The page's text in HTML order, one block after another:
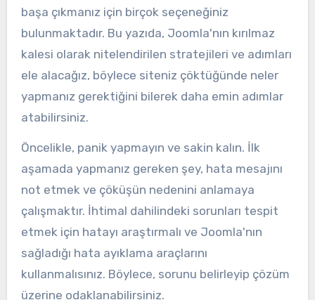
başa çıkmanız için birçok seçeneğiniz
bulunmaktadır. Bu yazıda, Joomla'nın kırılmaz
kalesi olarak nitelendirilen stratejileri ve adımları
ele alacağız, böylece siteniz çöktüğünde neler
yapmanız gerektiğini bilerek daha emin adımlar
atabilirsiniz.
Öncelikle, panik yapmayın ve sakin kalın. İlk
aşamada yapmanız gereken şey, hata mesajını
not etmek ve çöküşün nedenini anlamaya
çalışmaktır. İhtimal dahilindeki sorunları tespit
etmek için hatayı araştırmalı ve Joomla'nın
sağladığı hata ayıklama araçlarını
kullanmalısınız. Böylece, sorunu belirleyip çözüm
üzerine odaklanabilirsiniz.